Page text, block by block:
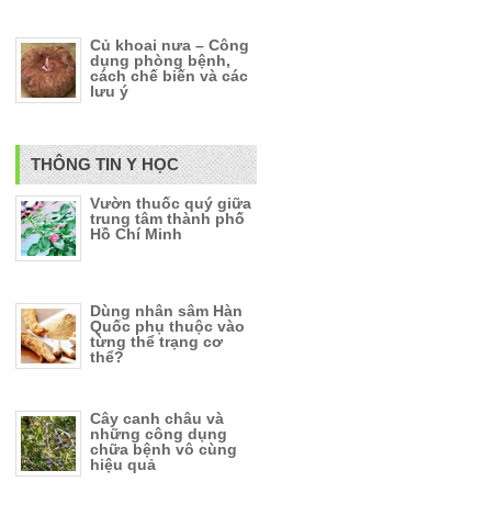
Củ khoai nưa – Công
dụng phòng bệnh,
cách chế biến và các
lưu ý
THÔNG TIN Y HỌC
Vườn thuốc quý giữa
trung tâm thành phố
Hồ Chí Minh
Dùng nhân sâm Hàn
Quốc phụ thuộc vào
từng thể trạng cơ
thể?
Cây canh châu và
những công dụng
chữa bệnh vô cùng
hiệu quả